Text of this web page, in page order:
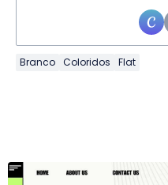
Branco Coloridos Flat